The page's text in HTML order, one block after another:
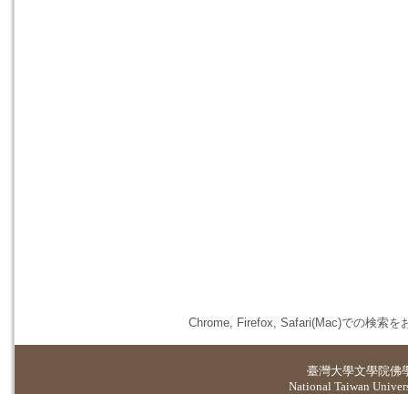
Chrome, Firefox, Safari(Mac)での検索を
臺灣大學文學院佛
National Taiwan